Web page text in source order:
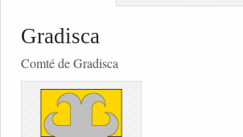
Gradisca
Comté de Gradisca